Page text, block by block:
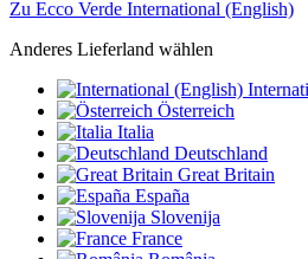
Zu Ecco Verde International (English)
Anderes Lieferland wählen
Österreich
Italia
Deutschland
Great Britain
España
Slovenija
France